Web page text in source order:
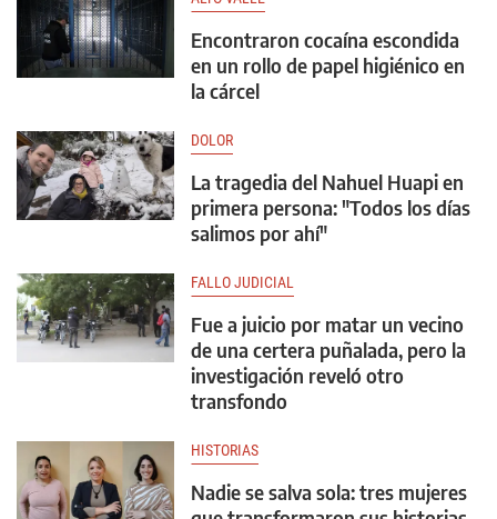
Encontraron cocaína escondida
en un rollo de papel higiénico en
la cárcel
DOLOR
La tragedia del Nahuel Huapi en
primera persona: "Todos los días
salimos por ahí"
FALLO JUDICIAL
Fue a juicio por matar un vecino
de una certera puñalada, pero la
investigación reveló otro
transfondo
HISTORIAS
Nadie se salva sola: tres mujeres